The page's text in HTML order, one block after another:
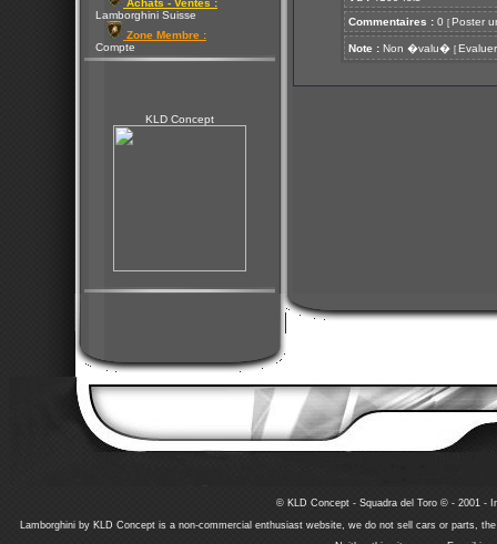
Achats - Ventes :
Lamborghini Suisse
Zone Membre :
Compte
KLD Concept
Commentaires : 0 [ Poster
Note : Non �valu� [ Evaluer
© KLD Concept - Squadra del Toro © - 2001 -
Lamborghini by KLD Concept is a non-commercial enthusiast website, we do not sell cars or parts,